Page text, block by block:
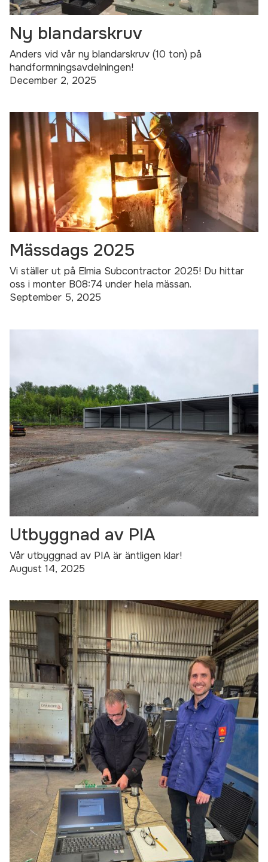
Ny blandarskruv
Anders vid vår ny blandarskruv (10 ton) på
handformningsavdelningen!
December 2, 2025
Mässdags 2025
Vi ställer ut på Elmia Subcontractor 2025! Du hittar
oss i monter B08:74 under hela mässan.
September 5, 2025
Utbyggnad av PIA
Vår utbyggnad av PIA är äntligen klar!
August 14, 2025